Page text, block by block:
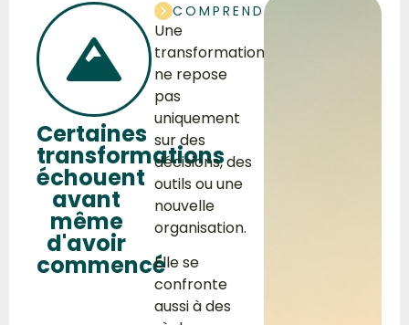
Certaines
transformations
échouent
avant
même
d'avoir
commencé
COMPRENDRE
Une
transformation
ne repose
pas
uniquement
sur des
décisions, des
outils ou une
nouvelle
organisation.
Elle se
confronte
aussi à des